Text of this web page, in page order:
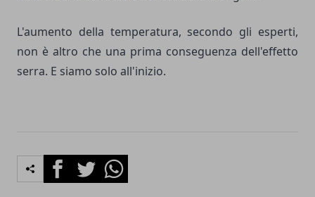
L'aumento della temperatura, secondo gli esperti,
non è altro che una prima conseguenza dell'effetto
serra. E siamo solo all'inizio.
FacebookTwitterWhatsapp